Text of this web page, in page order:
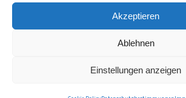
Akzeptieren
Ablehnen
Einstellungen anzeigen
Tagesgeld vergleichen